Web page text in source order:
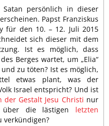
Satan persönlich in dieser
Papst Franziskus
für den 10. – 12. Juli 2015
sich dieser mit dem
Ist es möglich, dass
Berges wartet, um „Elia“
zu töten? Ist es möglich,
etwas plant, was der
Israel entspricht? Und ist
der Gestalt Jesu Christi nur
über die lästigen letzten
verkündigen?